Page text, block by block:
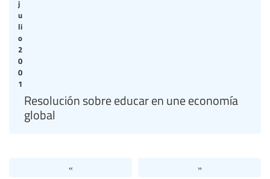
j
u
li
o
2
0
0
1
Resolución sobre educar en une economía
global
« »